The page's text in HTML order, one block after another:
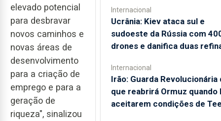
elevado potencial
para desbravar
novos caminhos e
novas áreas de
desenvolvimento
para a criação de
emprego e para a
geração de
riqueza", sinalizou
Internacional
Ucrânia: Kiev ataca sul e
sudoeste da Rússia com
drones e danifica duas
Internacional
Irão: Guarda Revolucionária
que reabrirá Ormuz quando
aceitarem condições de